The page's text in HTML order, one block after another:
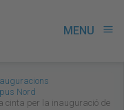
MENU menu
Nord
cinta per la inauguració de